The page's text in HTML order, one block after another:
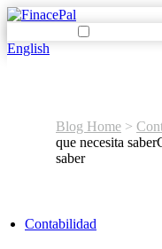
English
Blog Home >
que necesita saber
saber
Contabilidad